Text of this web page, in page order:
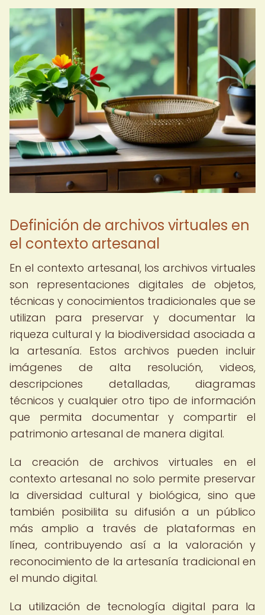
Definición de archivos virtuales en
el contexto artesanal
En el contexto artesanal, los archivos virtuales
son representaciones digitales de objetos,
técnicas y conocimientos tradicionales que se
utilizan para preservar y documentar la
riqueza cultural y la biodiversidad asociada a
la artesanía. Estos archivos pueden incluir
imágenes de alta resolución, videos,
descripciones detalladas, diagramas
técnicos y cualquier otro tipo de información
que permita documentar y compartir el
patrimonio artesanal de manera digital.
La creación de archivos virtuales en el
contexto artesanal no solo permite preservar
la diversidad cultural y biológica, sino que
también posibilita su difusión a un público
más amplio a través de plataformas en
línea, contribuyendo así a la valoración y
reconocimiento de la artesanía tradicional en
el mundo digital.
La utilización de tecnología digital para la